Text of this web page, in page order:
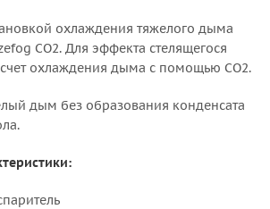
охлаждения тяжелого дыма
CO2. Для эффекта стелящегося
охлаждения дыма с помощью СО2.
дым без образования конденсата